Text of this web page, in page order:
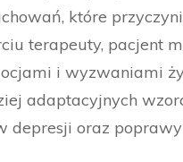
które
terapeuty, pacjent
i wyzwaniami
adaptacyjnych
depresji oraz